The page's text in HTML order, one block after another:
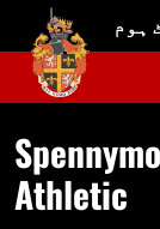
ہوم
Athletic